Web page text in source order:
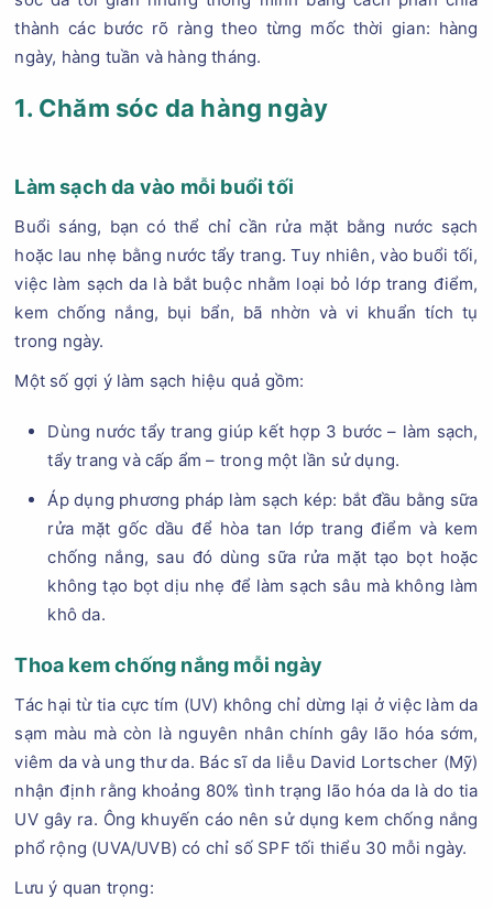
thành các bước rõ ràng theo từng mốc thời gian: hàng
ngày, hàng tuần và hàng tháng.
1. Chăm sóc da hàng ngày
Làm sạch da vào mỗi buổi tối
Buổi sáng, bạn có thể chỉ cần rửa mặt bằng nước sạch
hoặc lau nhẹ bằng nước tẩy trang. Tuy nhiên, vào buổi tối,
việc làm sạch da là bắt buộc nhằm loại bỏ lớp trang điểm,
kem chống nắng, bụi bẩn, bã nhờn và vi khuẩn tích tụ
trong ngày.
Một số gợi ý làm sạch hiệu quả gồm:
Dùng nước tẩy trang giúp kết hợp 3 bước – làm sạch,
tẩy trang và cấp ẩm – trong một lần sử dụng.
Áp dụng phương pháp làm sạch kép: bắt đầu bằng sữa
rửa mặt gốc dầu để hòa tan lớp trang điểm và kem
chống nắng, sau đó dùng sữa rửa mặt tạo bọt hoặc
không tạo bọt dịu nhẹ để làm sạch sâu mà không làm
khô da.
Thoa kem chống nắng mỗi ngày
Tác hại từ tia cực tím (UV) không chỉ dừng lại ở việc làm da
sạm màu mà còn là nguyên nhân chính gây lão hóa sớm,
viêm da và ung thư da. Bác sĩ da liễu David Lortscher (Mỹ)
nhận định rằng khoảng 80% tình trạng lão hóa da là do tia
UV gây ra. Ông khuyến cáo nên sử dụng kem chống nắng
phổ rộng (UVA/UVB) có chỉ số SPF tối thiểu 30 mỗi ngày.
Lưu ý quan trọng: